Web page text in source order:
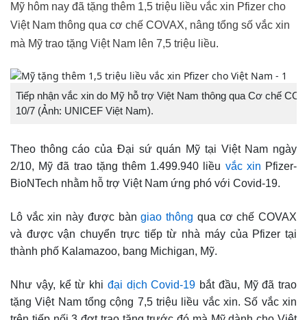
Mỹ hôm nay đã tặng thêm 1,5 triệu liều vắc xin Pfizer cho
Việt Nam thông qua cơ chế COVAX, nâng tổng số vắc xin
mà Mỹ trao tặng Việt Nam lên 7,5 triệu liều.
Tiếp nhận vắc xin do Mỹ hỗ trợ Việt Nam thông qua Cơ chế
10/7 (Ảnh: UNICEF Việt Nam).
Theo thông cáo của Đại sứ quán Mỹ tại Việt Nam ngày
2/10, Mỹ đã trao tặng thêm 1.499.940 liều vắc xin Pfizer-
BioNTech nhằm hỗ trợ Việt Nam ứng phó với Covid-19.
Lô vắc xin này được bàngiao thông qua cơ chế COVAX
và được vận chuyển trực tiếp từ nhà máy của Pfizer tại
thành phố Kalamazoo, bang Michigan, Mỹ.
Như vậy, kể từ khi đại dịch Covid-19 bắt đầu, Mỹ đã trao
tặng Việt Nam tổng cộng 7,5 triệu liều vắc xin. Số vắc xin